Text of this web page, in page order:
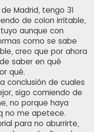
Madrid, tengo 31
de colon irritable,
aunque con
como se sabe
creo que por ahora
saber en qué
qué.
conclusión de cuales
sigo comiendo de
no porque haya
no me apetece.
para no aburrirte,